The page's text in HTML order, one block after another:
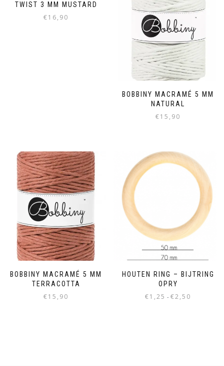
TWIST 3 MM MUSTARD
€16,90
BOBBINY MACRAMÉ 5 MM
NATURAL
€15,90
BOBBINY MACRAMÉ 5 MM
TERRACOTTA
€15,90
HOUTEN RING – BIJTRING
OPRY
€1,25 - €2,50